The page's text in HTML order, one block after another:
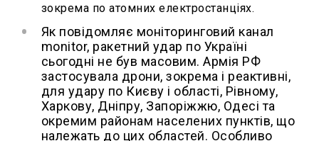
зокрема по атомних електростанціях.
Як повідомляє моніторинговий канал
monitor, ракетний удар по Україні
сьогодні не був масовим. Армія РФ
застосувала дрони, зокрема і реактивні,
для удару по Києву і області, Рівному,
Харкову, Дніпру, Запоріжжю, Одесі та
окремим районам населених пунктів, що
належать до цих областей. Особливо